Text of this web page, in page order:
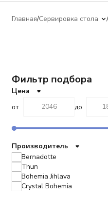
Главная Сервировка стола
Фильтр подбора
Цена
от
до
Производитель
Bernadotte
Thun
Bohemia Jihlava
Crystal Bohemia